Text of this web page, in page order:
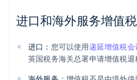
进口和海外服务增值税
进口： 您可以使用递延增值税会
英国税务海关总署申请增值税退